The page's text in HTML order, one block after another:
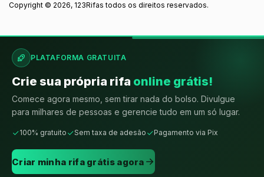
Copyright © 2026, 123Rifas todos os direitos reservados.
PLATAFORMA GRATUITA
Crie sua própria rifa online grátis!
Comece agora mesmo, sem tirar nada do bolso. Divulgue
para milhares de pessoas e gerencie tudo em um só lugar.
100% gratuito Sem taxa de adesão Pagamento via Pix
Criar minha rifa grátis agora